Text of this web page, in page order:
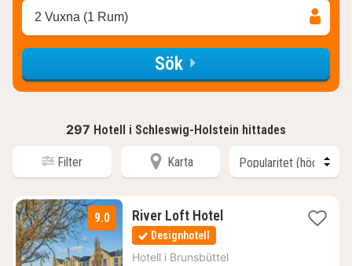
2 Vuxna (1 Rum)
Sök
297 Hotell i Schleswig-Holstein hittades
Filter Karta
9.0 River Loft Hotel1
1448
Designhotell
Hotell i Brunsbüttel